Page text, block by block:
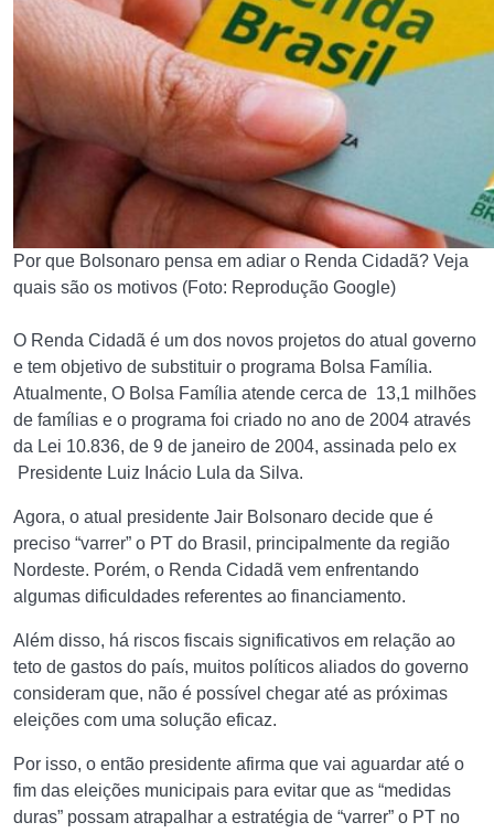
Por que Bolsonaro pensa em adiar o Renda Cidadã? Veja
quais são os motivos (Foto: Reprodução Google)
O Renda Cidadã é um dos novos projetos do atual governo
e tem objetivo de substituir o programa Bolsa Família.
Atualmente, O Bolsa Família atende cerca de 13,1 milhões
de famílias e o programa foi criado no ano de 2004 através
da Lei 10.836, de 9 de janeiro de 2004, assinada pelo ex
Presidente Luiz Inácio Lula da Silva.
Agora, o atual presidente Jair Bolsonaro decide que é
preciso “varrer” o PT do Brasil, principalmente da região
Nordeste. Porém, o Renda Cidadã vem enfrentando
algumas dificuldades referentes ao financiamento.
Além disso, há riscos fiscais significativos em relação ao
teto de gastos do país, muitos políticos aliados do governo
consideram que, não é possível chegar até as próximas
eleições com uma solução eficaz.
Por isso, o então presidente afirma que vai aguardar até o
fim das eleições municipais para evitar que as “medidas
duras” possam atrapalhar a estratégia de “varrer” o PT no